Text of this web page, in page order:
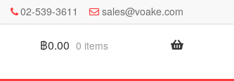
02-539-3611 sales@voake.com
฿0.00 0 items